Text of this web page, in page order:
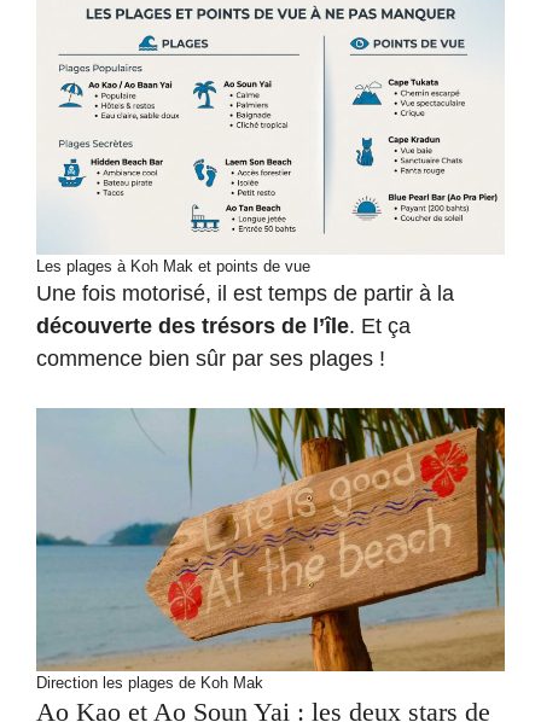
Les plages à Koh Mak et points de vue
Une fois motorisé, il est temps de partir à la
découverte des trésors de l’île. Et ça
commence bien sûr par ses plages !
Direction les plages de Koh Mak
Ao Kao et Ao Soun Yai : les deux stars de